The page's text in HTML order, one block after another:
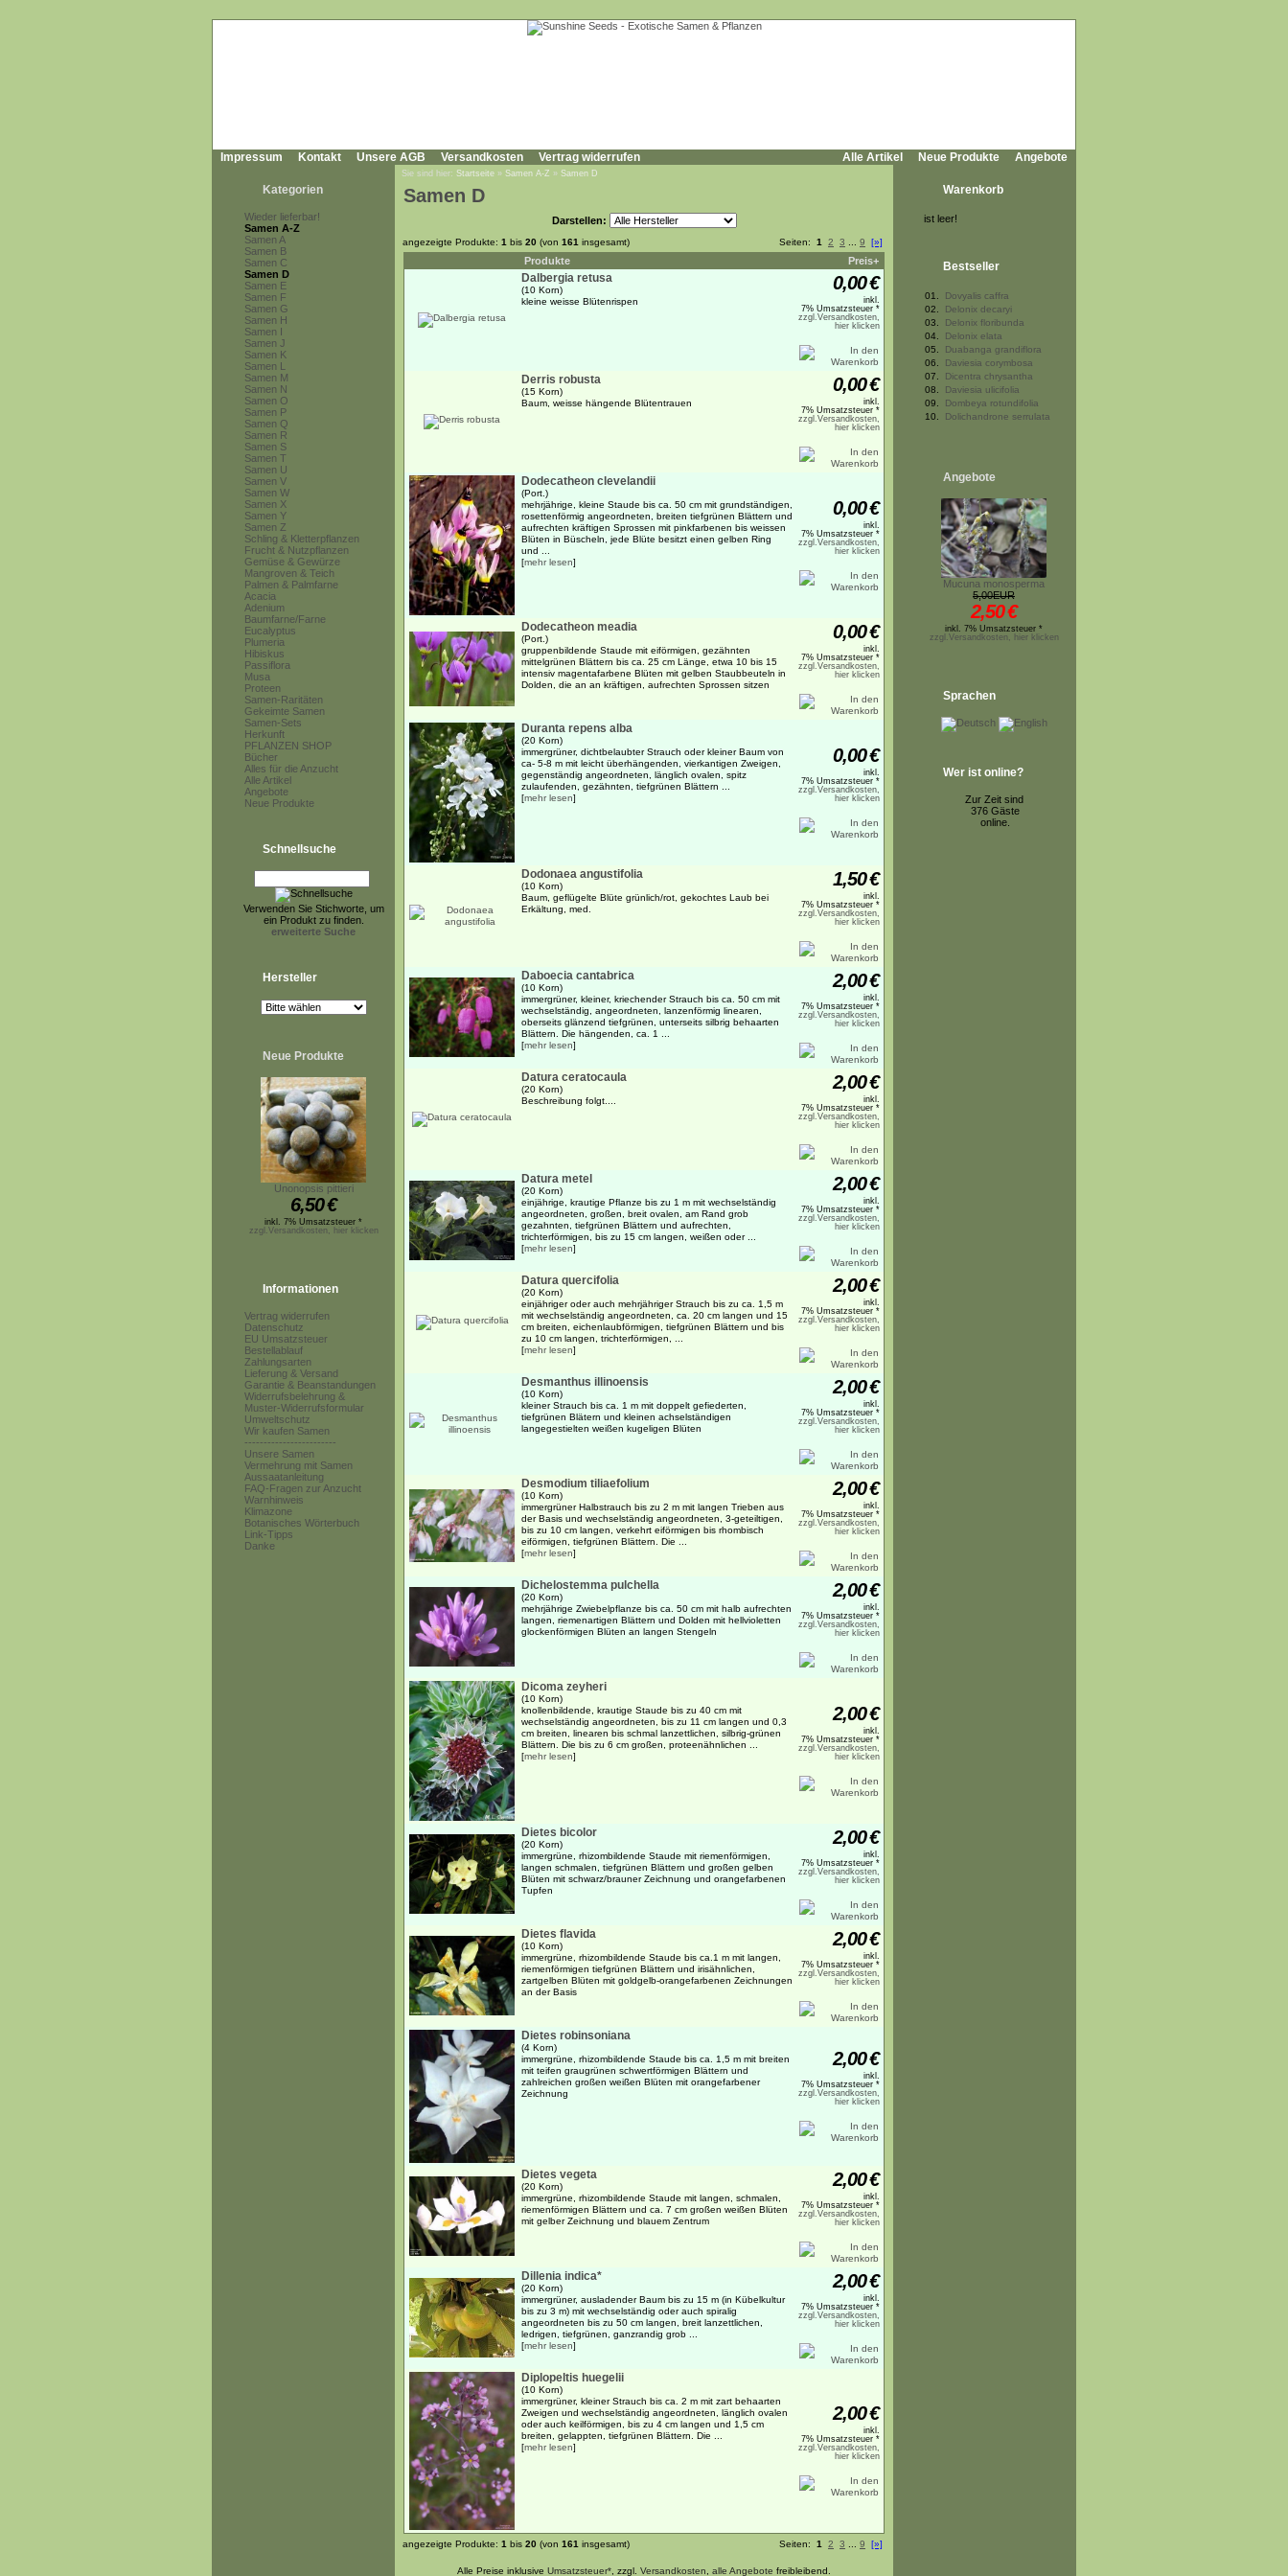
Impressum Kontakt Unsere AGB Versandkosten Vertrag widerrufen Alle Artikel Neue Produkte Angebote
Kategorien
Wieder lieferbar!
Samen A-Z
Samen A
Samen B
Samen C
Samen D
Samen E
Samen F
Samen G
Samen H
Samen I
Samen J
Samen K
Samen L
Samen M
Samen N
Samen O
Samen P
Samen Q
Samen R
Samen S
Samen T
Samen U
Samen V
Samen W
Samen X
Samen Y
Samen Z
Schling & Kletterpflanzen
Frucht & Nutzpflanzen
Gemüse & Gewürze
Mangroven & Teich
Palmen & Palmfarne
Acacia
Adenium
Baumfarne/Farne
Eucalyptus
Plumeria
Hibiskus
Passiflora
Musa
Proteen
Samen-Raritäten
Gekeimte Samen
Samen-Sets
Herkunft
PFLANZEN SHOP
Bücher
Alles für die Anzucht
Alle Artikel
Angebote
Neue Produkte
Schnellsuche
Verwenden Sie Stichworte, um
ein Produkt zu finden.
erweiterte Suche
Hersteller
Neue Produkte
Unonopsis pittieri
6,50€
inkl. 7% Umsatzsteuer *
zzgl.Versandkosten, hier klicken
Informationen
Vertrag widerrufen
Datenschutz
EU Umsatzsteuer
Bestellablauf
Zahlungsarten
Lieferung & Versand
Garantie & Beanstandungen
Widerrufsbelehrung &
Muster-Widerrufsformular
Umweltschutz
Wir kaufen Samen
------------------------
Unsere Samen
Vermehrung mit Samen
Aussaatanleitung
FAQ-Fragen zur Anzucht
Warnhinweis
Klimazone
Botanisches Wörterbuch
Link-Tipps
Danke
Sie sind hier: Startseite » Samen A-Z » Samen D
Samen D
Darstellen:
angezeigte Produkte: 1 bis 20 (von 161 insgesamt) Seiten: 1 2 3 9 [»]
Produkte Preis+
Dalbergia retusa
(10 Korn)
kleine weisse Blütenrispen
0,00€
inkl.
7% Umsatzsteuer *
zzgl.Versandkosten,
hier klicken
Derris robusta
(15 Korn)
Baum, weisse hängende Blütentrauen
0,00€
inkl.
7% Umsatzsteuer *
zzgl.Versandkosten,
hier klicken
Dodecatheon clevelandii
(Port.)
mehrjährige, kleine Staude bis ca. 50 cm mit grundständigen,
rosettenförmig angeordneten, breiten tiefgrünen Blättern und
aufrechten kräftigen Sprossen mit pinkfarbenen bis weissen
Blüten in Büscheln, jede Blüte besitzt einen gelben Ring
und ...
[mehr lesen]
0,00€
inkl.
7% Umsatzsteuer *
zzgl.Versandkosten,
hier klicken
Dodecatheon meadia
(Port.)
gruppenbildende Staude mit eiförmigen, gezähnten
mittelgrünen Blättern bis ca. 25 cm Länge, etwa 10 bis 15
intensiv magentafarbene Blüten mit gelben Staubbeuteln in
Dolden, die an an kräftigen, aufrechten Sprossen sitzen
0,00€
inkl.
7% Umsatzsteuer *
zzgl.Versandkosten,
hier klicken
Duranta repens alba
(20 Korn)
immergrüner, dichtbelaubter Strauch oder kleiner Baum von
ca- 5-8 m mit leicht überhängenden, vierkantigen Zweigen,
gegenständig angeordneten, länglich ovalen, spitz
zulaufenden, gezähnten, tiefgrünen Blättern ...
[mehr lesen]
0,00€
inkl.
7% Umsatzsteuer *
zzgl.Versandkosten,
hier klicken
Dodonaea angustifolia
(10 Korn)
Baum, geflügelte Blüte grünlich/rot, gekochtes Laub bei
Erkältung, med.
1,50€
inkl.
7% Umsatzsteuer *
zzgl.Versandkosten,
hier klicken
Daboecia cantabrica
(10 Korn)
immergrüner, kleiner, kriechender Strauch bis ca. 50 cm mit
wechselständig, angeordneten, lanzenförmig linearen,
oberseits glänzend tiefgrünen, unterseits silbrig behaarten
Blättern. Die hängenden, ca. 1 ...
[mehr lesen]
2,00€
inkl.
7% Umsatzsteuer *
zzgl.Versandkosten,
hier klicken
Datura ceratocaula
(20 Korn)
Beschreibung folgt....
2,00€
inkl.
7% Umsatzsteuer *
zzgl.Versandkosten,
hier klicken
Datura metel
(20 Korn)
einjährige, krautige Pflanze bis zu 1 m mit wechselständig
angeordneten, großen, breit ovalen, am Rand grob
gezahnten, tiefgrünen Blättern und aufrechten,
trichterförmigen, bis zu 15 cm langen, weißen oder ...
[mehr lesen]
2,00€
inkl.
7% Umsatzsteuer *
zzgl.Versandkosten,
hier klicken
Datura quercifolia
(20 Korn)
einjähriger oder auch mehrjähriger Strauch bis zu ca. 1,5 m
mit wechselständig angeordneten, ca. 20 cm langen und 15
cm breiten, eichenlaubförmigen, tiefgrünen Blättern und bis
zu 10 cm langen, trichterförmigen, ...
[mehr lesen]
2,00€
inkl.
7% Umsatzsteuer *
zzgl.Versandkosten,
hier klicken
Desmanthus illinoensis
(10 Korn)
kleiner Strauch bis ca. 1 m mit doppelt gefiederten,
tiefgrünen Blätern und kleinen achselständigen
langegestielten weißen kugeligen Blüten
2,00€
inkl.
7% Umsatzsteuer *
zzgl.Versandkosten,
hier klicken
Desmodium tiliaefolium
(10 Korn)
immergrüner Halbstrauch bis zu 2 m mit langen Trieben aus
der Basis und wechselständig angeordneten, 3-geteiltigen,
bis zu 10 cm langen, verkehrt eiförmigen bis rhombisch
eiförmigen, tiefgrünen Blättern. Die ...
[mehr lesen]
2,00€
inkl.
7% Umsatzsteuer *
zzgl.Versandkosten,
hier klicken
Dichelostemma pulchella
(20 Korn)
mehrjährige Zwiebelpflanze bis ca. 50 cm mit halb aufrechten
langen, riemenartigen Blättern und Dolden mit hellvioletten
glockenförmigen Blüten an langen Stengeln
2,00€
inkl.
7% Umsatzsteuer *
zzgl.Versandkosten,
hier klicken
Dicoma zeyheri
(10 Korn)
knollenbildende, krautige Staude bis zu 40 cm mit
wechselständig angeordneten, bis zu 11 cm langen und 0,3
cm breiten, linearen bis schmal lanzettlichen, silbrig-grünen
Blättern. Die bis zu 6 cm großen, proteenähnlichen ...
[mehr lesen]
2,00€
inkl.
7% Umsatzsteuer *
zzgl.Versandkosten,
hier klicken
Dietes bicolor
(20 Korn)
immergrüne, rhizombildende Staude mit riemenförmigen,
langen schmalen, tiefgrünen Blättern und großen gelben
Blüten mit schwarz/brauner Zeichnung und orangefarbenen
Tupfen
2,00€
inkl.
7% Umsatzsteuer *
zzgl.Versandkosten,
hier klicken
Dietes flavida
(10 Korn)
immergrüne, rhizombildende Staude bis ca.1 m mit langen,
riemenförmigen tiefgrünen Blättern und irisähnlichen,
zartgelben Blüten mit goldgelb-orangefarbenen Zeichnungen
an der Basis
2,00€
inkl.
7% Umsatzsteuer *
zzgl.Versandkosten,
hier klicken
Dietes robinsoniana
(4 Korn)
immergrüne, rhizombildende Staude bis ca. 1,5 m mit breiten
mit teifen graugrünen schwertförmigen Blättern und
zahlreichen großen weißen Blüten mit orangefarbener
Zeichnung
2,00€
inkl.
7% Umsatzsteuer *
zzgl.Versandkosten,
hier klicken
Dietes vegeta
(20 Korn)
immergrüne, rhizombildende Staude mit langen, schmalen,
riemenförmigen Blättern und ca. 7 cm großen weißen Blüten
mit gelber Zeichnung und blauem Zentrum
2,00€
inkl.
7% Umsatzsteuer *
zzgl.Versandkosten,
hier klicken
Dillenia indica*
(20 Korn)
immergrüner, ausladender Baum bis zu 15 m (in Kübelkultur
bis zu 3 m) mit wechselständig oder auch spiralig
angeordneten bis zu 50 cm langen, breit lanzettlichen,
ledrigen, tiefgrünen, ganzrandig grob ...
[mehr lesen]
2,00€
inkl.
7% Umsatzsteuer *
zzgl.Versandkosten,
hier klicken
Diplopeltis huegelii
(10 Korn)
immergrüner, kleiner Strauch bis ca. 2 m mit zart behaarten
Zweigen und wechselständig angeordneten, länglich ovalen
oder auch keilförmigen, bis zu 4 cm langen und 1,5 cm
breiten, gelappten, tiefgrünen Blättern. Die ...
[mehr lesen]
2,00€
inkl.
7% Umsatzsteuer *
zzgl.Versandkosten,
hier klicken
angezeigte Produkte: 1 bis 20 (von 161 insgesamt) Seiten: 1 2 3 9 [»]
Warenkorb
ist leer!
Bestseller
01.
Dovyalis caffra
02.
Delonix decaryi
03.
Delonix floribunda
04.
Delonix elata
05.
Duabanga grandiflora
06.
Daviesia corymbosa
07.
Dicentra chrysantha
08.
Daviesia ulicifolia
09.
Dombeya rotundifolia
10.
Dolichandrone serrulata
Angebote
Mucuna monosperma
5,00EUR
2,50€
inkl. 7% Umsatzsteuer *
zzgl.Versandkosten, hier klicken
Sprachen
Wer ist online?
Zur Zeit sind
376 Gäste
online.
Alle Preise inklusive Umsatzsteuer* , zzgl. Versandkosten alle Angebote freibleibend.